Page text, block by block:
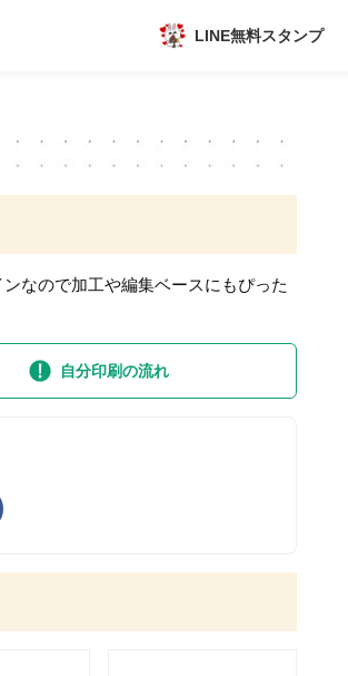
新作
数独無料ゲーム
LINE無料スタンプ
なので加工や編集ベースにもぴった
自分印刷の流れ